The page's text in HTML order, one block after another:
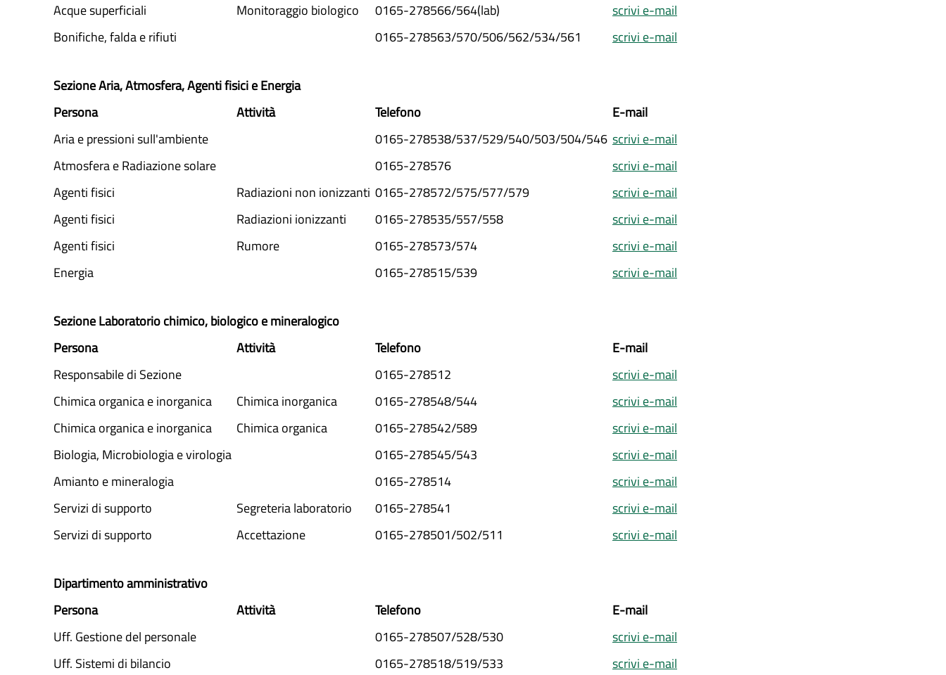
Acque superficiali
Monitoraggio biologico 0165-278566/564(lab)
scrivi e-mail
Bonifiche, falda e rifiuti
0165-278563/570/506/562/534/561 scrivi e-mail
Sezione Aria, Atmosfera, Agenti fisici e Energia
Persona
Attività Telefono
E-mail
Aria e pressioni sull'ambiente
0165-278538/537/529/540/503/504/546 scrivi e-mail
Atmosfera e Radiazione solare
0165-278576
scrivi e-mail
Agenti fisici
Radiazioni non ionizzanti 0165-278572/575/577/579
scrivi e-mail
Agenti fisici
Radiazioni ionizzanti 0165-278535/557/558
scrivi e-mail
Agenti fisici
Rumore 0165-278573/574
scrivi e-mail
Energia
0165-278515/539 scrivi e-mail
Sezione Laboratorio chimico, biologico e mineralogico
Persona
Attività Telefono
E-mail
Responsabile di Sezione
0165-278512
scrivi e-mail
Chimica organica e inorganica
Chimica inorganica 0165-278548/544
scrivi e-mail
Chimica organica e inorganica
Chimica organica 0165-278542/589
scrivi e-mail
Biologia, Microbiologia e virologia
0165-278545/543
scrivi e-mail
Amianto e mineralogia
0165-278514
scrivi e-mail
Servizi di supporto
Segreteria laboratorio 0165-278541
scrivi e-mail
Servizi di supporto
Accettazione 0165-278501/502/511 scrivi e-mail
Dipartimento amministrativo
Persona
Attività Telefono
E-mail
Uff. Gestione del personale
0165-278507/528/530
scrivi e-mail
Uff. Sistemi di bilancio
0165-278518/519/533
scrivi e-mail